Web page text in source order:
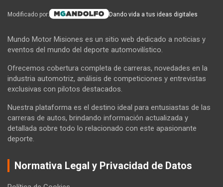
Modificado por: Dando vida a tus ideas digitales
Mundo Motor Misiones es un sitio web dedicado a noticias y
eventos del mundo del deporte automovilístico.
Ofrecemos cobertura completa de carreras, novedades en la
industria automotriz, análisis de competiciones y entrevistas
exclusivas con pilotos destacados.
Nuestra plataforma es el destino ideal para entusiastas de las
carreras de autos, brindando información actualizada y
detallada sobre todo lo relacionado con este apasionante
deporte.
Normativa Legal y Privacidad de Datos